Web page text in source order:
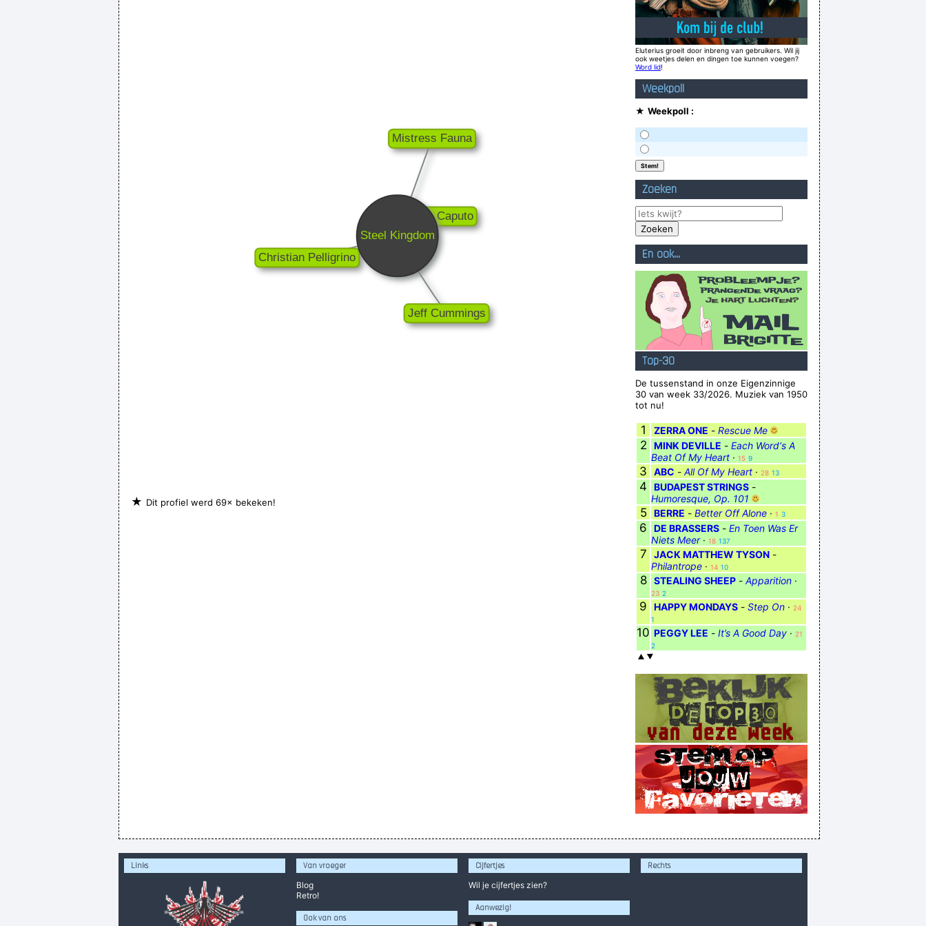
★ Dit profiel werd 69× bekeken!
Eluterius groeit door inbreng van gebruikers. Wil jij
ook weetjes delen en dingen toe kunnen voegen?
Word lid!
Weekpoll
★ Weekpoll :
Zoeken
En ook...
Top-30
De tussenstand in onze Eigenzinnige
30 van week 33/2026. Muziek van 1950
tot nu!
1 ZERRA ONE - Rescue Me
2 MINK DEVILLE - Each Word‘s A
Beat Of My Heart · 15 9
3 ABC - All Of My Heart · 28 13
4 BUDAPEST STRINGS -
Humoresque, Op. 101
5 BERRE - Better Off Alone · 1 3
6 DE BRASSERS - En Toen Was Er
Niets Meer· 18 137
7 JACK MATTHEW TYSON -
Philantrope · 14 10
8 STEALING SHEEP - Apparition ·
23 2
9 HAPPY MONDAYS - Step On · 24
1
10 PEGGY LEE - It’s A Good Day · 21
2
Links
Van vroeger
Blog
Retro!
Ook van ons
Cijfertjes
Wil je cijfertjes zien?
Aanwezig!
Rechts